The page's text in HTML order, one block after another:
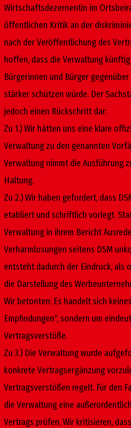
Wirtschaftsdezernentin im
öffentlichen Kritik an der
nach der Veröffentlichung des
hoffen, dass die Verwaltung
Bürgerinnen und Bürger
stärker schützen würde. Der
jedoch einen Rückschritt dar:
Zu 1.) Wir hätten uns eine klare
Verwaltung zu den genannten
Verwaltung nimmt die Ausführung
Haltung.
Zu 2.) Wir haben gefordert, dass
etabliert und schriftlich vorlegt.
Verwaltung in ihrem Bericht
Verharmlosungen seitens DSM
entsteht dadurch der Eindruck, als
die Darstellung des
Wir betonten: Es handelt sich
Empfindungen“, sondern um
Vertragsverstöße.
Zu 3.) Die Verwaltung wurde
konkrete Vertragsergänzung
Vertragsverstößen regelt. Für den
die Verwaltung eine
Vertrags prüfen. Wir kritisieren,